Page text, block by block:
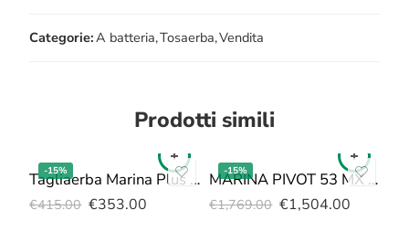
Categorie:A batteria,Tosaerba,Vendita
Prodotti simili
-15% Tagliaerba Marina Plus GX 46 E 1600W
€415.00 €353.00
-15% MARINA PIVOT 53 MX PRO
€1,769.00 €1,504.00